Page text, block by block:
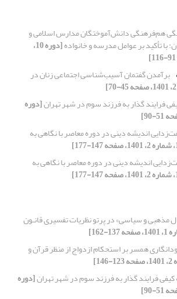
هم‌فرهنگی دانش‌آموختگان مدارس اسلامی و
تأکید بر عوامل مدرسه و خانواده [دوره 10،
برآمدن گفتمان آسیب‌شناسی اجتماعی زنان در
فرایند گذار به فرزند‌ سوم در شهر تهران[دوره
اندیشه دینی در دوره معاصر با نگاهی به
اندیشه دینی در دوره معاصر با نگاهی به
مذهبی و سیاسی» در پرتو نظریات تفسیری قانـون
همسر بر استحکام ازدواج از منظر قرآن و
کیفی فرایند گذار به فرزند‌ سوم در شهر تهران[دوره